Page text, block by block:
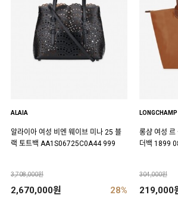
ALAIA
알라이아 여성 비엔 웨이브 미나 25 블
랙 토트백 AA1S06725C0A44 999
3,708,000원
2,670,000원 28%
LONGCHAMP
롱샴 여성 르
더백 1899
304,000원
219,000